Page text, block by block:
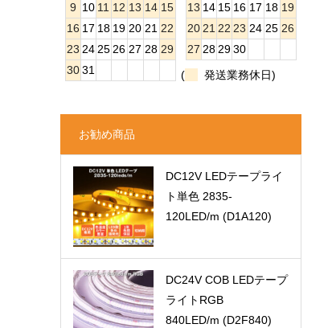
9 10 11 12 13 14 15
16 17 18 19 20 21 22
23 24 25 26 27 28 29
30 31
13 14 15 16 17 18 19
20 21 22 23 24 25 26
27 28 29 30
(
発送業務休日)
お勧め商品
DC12V LEDテープライ
ト単色 2835-
120LED/m (D1A120)
DC24V COB LEDテープ
ライトRGB
840LED/m (D2F840)